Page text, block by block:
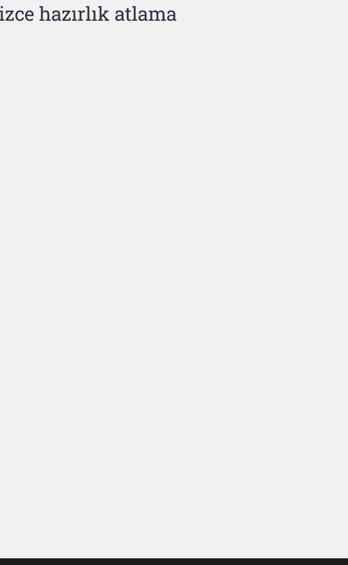
hazırlık atlama